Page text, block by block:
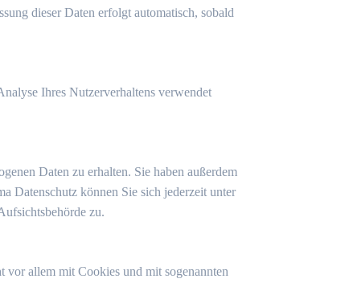
dieser Daten erfolgt automatisch, sobald
Ihres Nutzerverhaltens verwendet
Daten zu erhalten. Sie haben außerdem
Datenschutz können Sie sich jederzeit unter
zu.
vor allem mit Cookies und mit sogenannten